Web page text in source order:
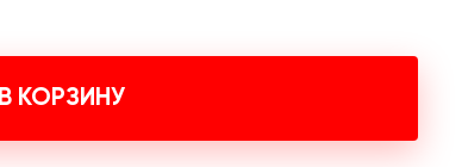
В КОРЗИНУ